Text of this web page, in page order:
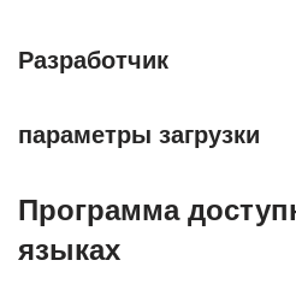
Разработчик
параметры загрузки
Программа
языках